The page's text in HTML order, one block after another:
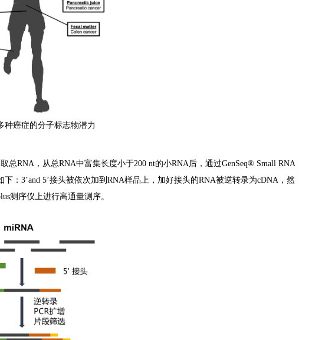
种癌症的分子标志物潜力
RNA，从总RNA中富集长度小于200 nt的小RNA后，通过GenSeq® Small RNA
：3’and 5’接头被依次加到RNA样品上，加好接头的RNA被逆转录为cDNA，然
测序仪上进行高通量测序。